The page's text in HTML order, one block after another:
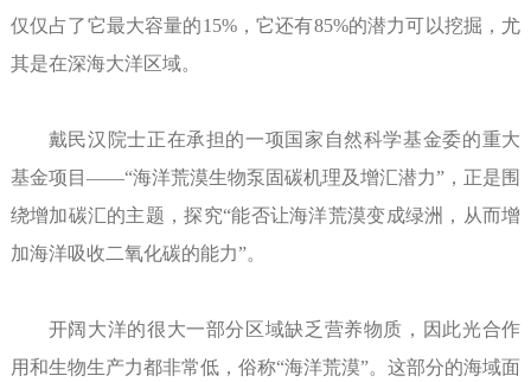
仅仅占了它最大容量的15%，它还有85%的潜力可以挖掘，尤
其是在深海大洋区域。
戴民汉院士正在承担的一项国家自然科学基金委的重大
基金项目——“海洋荒漠生物泵固碳机理及增汇潜力”，正是围
绕增加碳汇的主题，探究“能否让海洋荒漠变成绿洲，从而增
加海洋吸收二氧化碳的能力”。
开阔大洋的很大一部分区域缺乏营养物质，因此光合作
用和生物生产力都非常低，俗称“海洋荒漠”。这部分的海域面